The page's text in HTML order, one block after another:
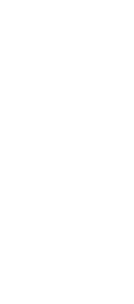
La Policía
comisario
Jefatura
El
Interior
ahora, el